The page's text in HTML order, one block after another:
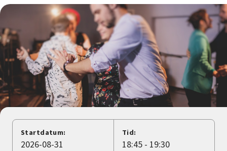
Starta studiecirkel
Cirkelledare
Nyheter
Avdelningar
Startdatum:
2026-08-31
Tid:
18:45 - 19:30